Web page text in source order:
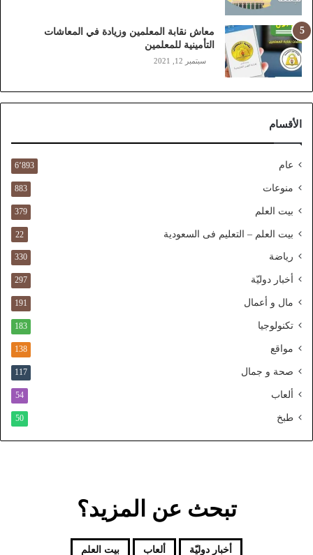
ز
ي
ن
)
ا
ل
ف
ا
ا
ط
ا
م
و
د
معاش نقابة المعلمين وزيادة في المعاشات
التأمينية للمعلمين
سبتمبر 12, 2021
الأقسام
عام 6٬893
منوعات 883
بيت العلم 379
بيت العلم – التعليم فى السعودية 22
رياضة 330
أخبار دوليّة 297
مال و أعمال 191
تكنولوجيا 183
مواقع 138
صحة و جمال 117
ألعاب 54
طبخ 50
تبحث عن المزيد؟
أخبار دوليّة ألعاب بيت العلم